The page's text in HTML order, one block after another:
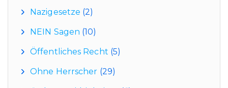
Nazigesetze (2)
NEIN Sagen (10)
Öffentliches Recht (5)
Ohne Herrscher (29)